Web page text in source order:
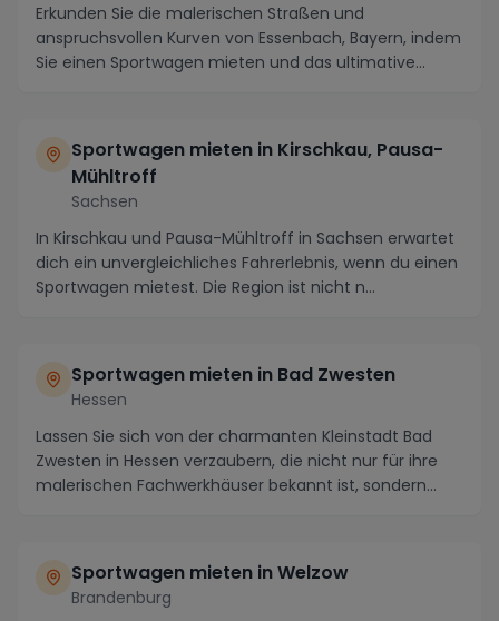
Erkunden Sie die malerischen Straßen und
anspruchsvollen Kurven von Essenbach, Bayern, indem
Sie einen Sportwagen mieten und das ultimative
Sportwagen mieten in Kirschkau, Pausa-
Mühltroff
Sachsen
In Kirschkau und Pausa-Mühltroff in Sachsen erwartet
dich ein unvergleichliches Fahrerlebnis, wenn du einen
Sportwagen mietest. Die Region ist nicht n...
Sportwagen mieten in Bad Zwesten
Hessen
Lassen Sie sich von der charmanten Kleinstadt Bad
Zwesten in Hessen verzaubern, die nicht nur für ihre
malerischen Fachwerkhäuser bekannt ist, sondern...
Sportwagen mieten in Welzow
Brandenburg